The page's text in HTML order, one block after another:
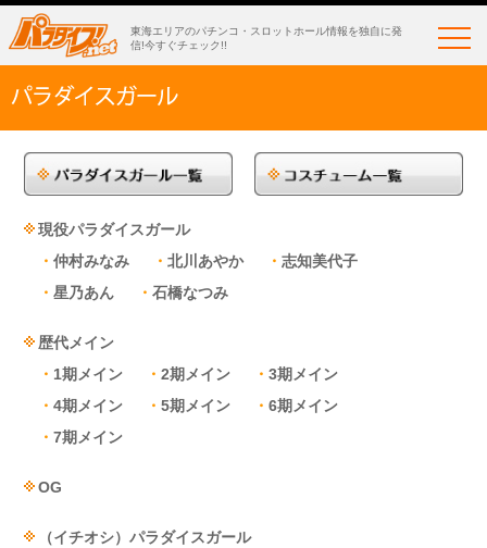
東海エリアのパチンコ・スロットホール情報を独自に発
信!今すぐチェック!!
現役パラダイスガール
仲村みなみ
北川あやか
志知美代子
星乃あん
石橋なつみ
歴代メイン
1期メイン
2期メイン
3期メイン
4期メイン
5期メイン
6期メイン
7期メイン
OG
（イチオシ）パラダイスガール